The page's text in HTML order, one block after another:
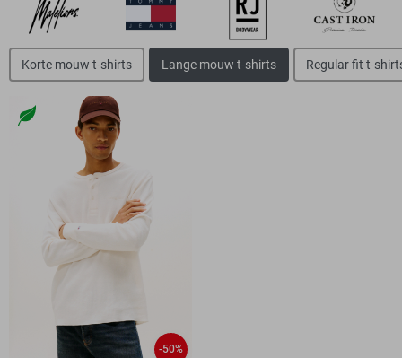
Korte mouw t-shirts Lange mouw t-shirts Regular fit t-
-50%